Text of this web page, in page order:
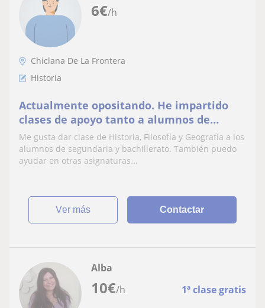
6€/h
Chiclana De La Frontera
Historia
Actualmente opositando. He impartido
clases de apoyo tanto a alumnos de
primaria como secundaria de manera
independiente con buenos resultados de
mejora. Clases y propuestas dinámicas
Me gusta dar clase de Historia, Filosofía y Geografía a los
alumnos de segundaria y bachillerato. También puedo
ayudar en otras asignaturas...
ver más Contactar
10€/h 1ª clase gratis
Alba